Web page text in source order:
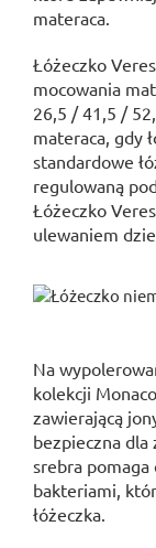
materaca.
Łóżeczko
mocowania
26,5 / 41,5 /
materaca, gdy
standardowe
regulowaną
Łóżeczko
ulewaniem
Na
kolekcji
zawierającą
bezpieczna
srebra
bakteriami,
łóżeczka.